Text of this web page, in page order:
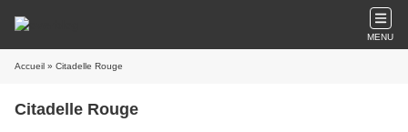
MENU
Accueil » Citadelle Rouge
Citadelle Rouge